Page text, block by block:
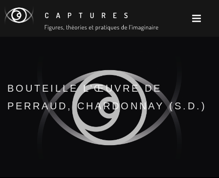
BOUTEILLE L’ŒUVRE DE
PERRAUD, CHARDONNAY (S.D.)